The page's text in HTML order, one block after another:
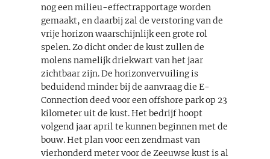
nog een milieu-effectrapportage worden
gemaakt, en daarbij zal de verstoring van de
vrije horizon waarschijnlijk een grote rol
spelen. Zo dicht onder de kust zullen de
molens namelijk driekwart van het jaar
zichtbaar zijn. De horizonvervuiling is
beduidend minder bij de aanvraag die E-
Connection deed voor een offshore park op 23
kilometer uit de kust. Het bedrijf hoopt
volgend jaar april te kunnen beginnen met de
bouw. Het plan voor een zendmast van
vierhonderd meter voor de Zeeuwse kust is al